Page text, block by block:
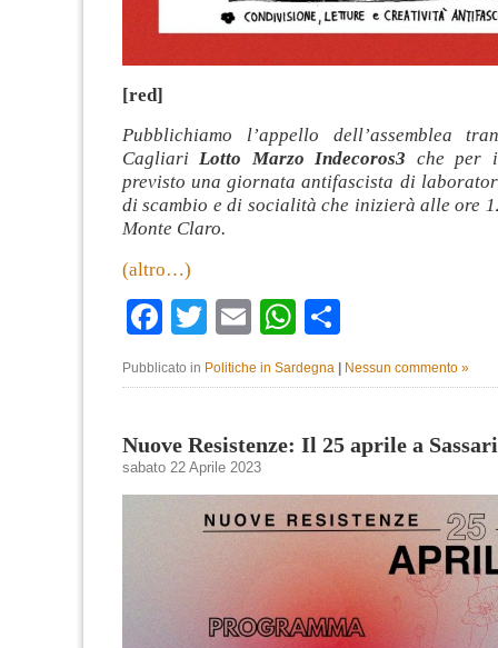
[red]
Pubblichiamo l’appello dell’assemblea
CagliariLotto Marzo Indecoros3 che per
previsto una giornata antifascista di
di scambio e di socialità che inizierà alle ore
Monte Claro.
(altro…)
Facebook
TwitterEmailWhatsApp
Pubblicato in Politiche in Sardegna | Nessun commento »
Nuove Resistenze: Il 25 aprile a Sassari
sabato 22 Aprile 2023